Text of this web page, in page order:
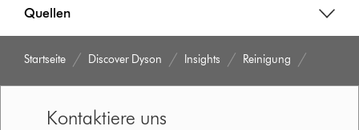
Quellen
Startseite Discover Dyson Insights Reinigung
Kontaktiere uns